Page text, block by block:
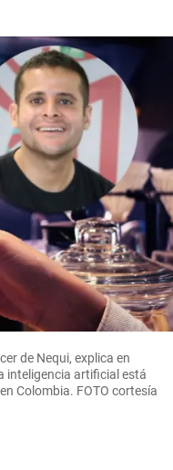
de Nequi, explica en
inteligencia artificial está
Colombia. FOTO cortesía